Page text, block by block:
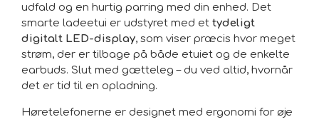
udfald og en hurtig parring med din enhed. Det
smarte ladeetui er udstyret med et tydeligt
digitalt LED-display, som viser præcis hvor meget
strøm, der er tilbage på både etuiet og de enkelte
earbuds. Slut med gætteleg – du ved altid, hvornår
det er tid til en opladning.
Høretelefonerne er designet med ergonomi for øje